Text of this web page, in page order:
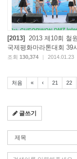
[2013]
2013 제10회 철
국제평화마라톤대회 39
조회 130,374 2014.01.23
처음 « ‹ 21 22
글쓰기